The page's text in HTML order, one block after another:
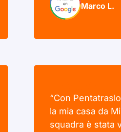
Marco L.
“Con
la mia casa da
squadra è stata